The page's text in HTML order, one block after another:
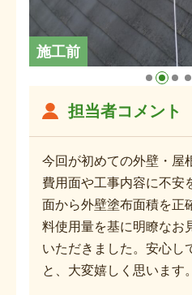
施工前
担当者コメント
今回が初めての外壁・屋
費用面や工事内容に不安
面から外壁塗布面積を正
料使用量を基に明瞭なお
いただきました。安心し
と、大変嬉しく思います。